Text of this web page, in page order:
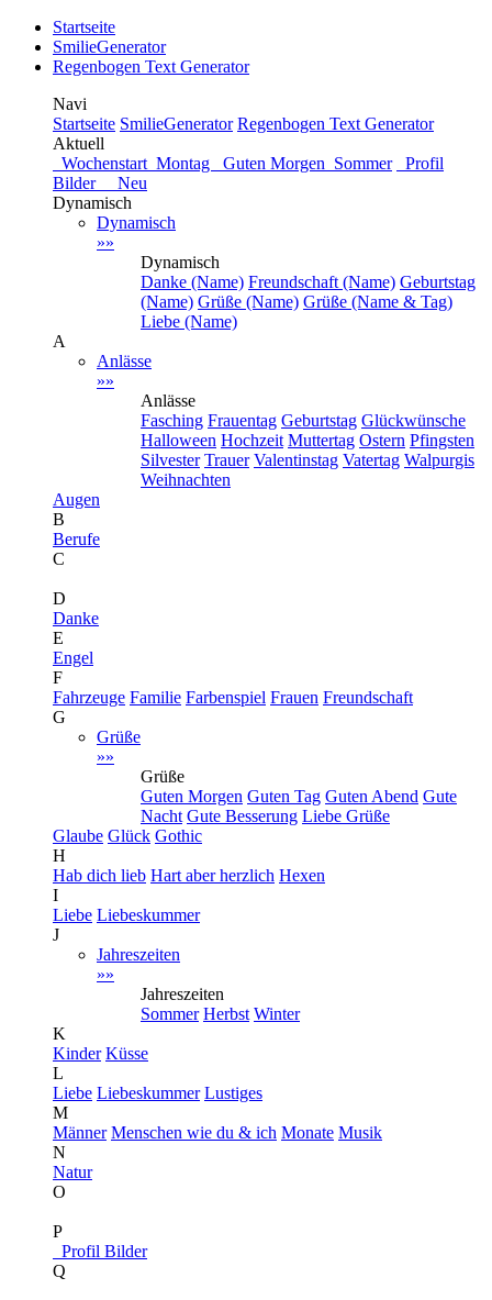
Startseite
SmilieGenerator
Regenbogen Text Generator
Navi
Startseite SmilieGenerator Regenbogen Text Generator
Aktuell
Wochenstart Montag Guten Morgen Sommer
Profil
Bilder Neu
Dynamisch
Dynamisch
»»
Dynamisch
Danke (Name) Freundschaft (Name) Geburtstag
(Name) Grüße (Name) Grüße (Name & Tag)
Liebe (Name)
A
Anlässe
»»
Anlässe
Fasching Frauentag Geburtstag Glückwünsche
Halloween Hochzeit Muttertag Ostern Pfingsten
Silvester Trauer Valentinstag Vatertag Walpurgis
Weihnachten
Augen
B
Berufe
C
D
Danke
E
Engel
F
Fahrzeuge Familie Farbenspiel Frauen Freundschaft
G
Grüße
»»
Grüße
Guten Morgen Guten Tag Guten Abend Gute
Nacht Gute Besserung Liebe Grüße
Glaube Glück Gothic
H
Hab dich lieb Hart aber herzlich Hexen
I
Liebe Liebeskummer
J
Jahreszeiten
»»
Jahreszeiten
Sommer Herbst Winter
K
Kinder Küsse
L
Liebe Liebeskummer Lustiges
M
Männer Menschen wie du & ich Monate Musik
N
Natur
O
P
Profil Bilder
Q